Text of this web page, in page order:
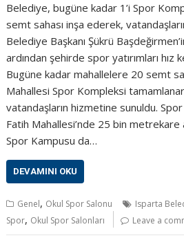
Belediye, bugüne kadar 1’i Spor
semt sahası inşa ederek,
Belediye Başkanı Şükrü
ardından şehirde spor yatırımları
Bugüne kadar mahallelere 20 semt
Mahallesi Spor Kompleksi
vatandaşların hizmetine sunuldu. Spor
Fatih Mahallesi’nde 25 bin metrekare
Spor Kampusu da…
DEVAMINI OKU
Genel, Okul Spor Salonu Isparta
Spor, Okul Spor Salonları Leave a